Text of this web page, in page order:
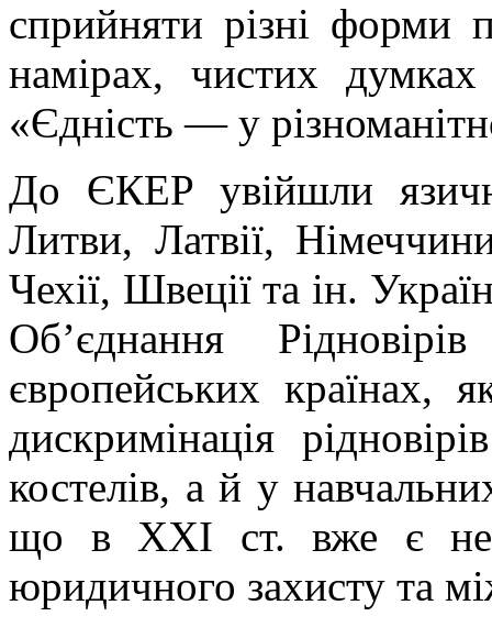
сприйняти різні форми
намірах, чистих
«Єдність — у
До ЄКЕР увійшли
Литви, Латвії,
Чехії, Швеції та ін.
Об’єднання
європейських країнах,
дискримінація
костелів, а й у
що в ХХІ ст. вже є
юридичного захисту та